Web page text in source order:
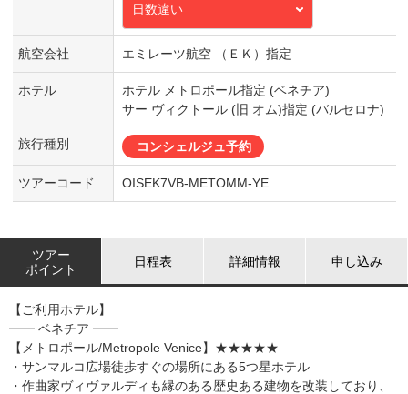
日数違い
航空会社 エミレーツ航空 （ＥＫ）指定
ホテル
ホテル メトロポール指定 (ベネチア)
サー ヴィクトール (旧 オム)指定 (バルセロナ)
旅行種別 コンシェルジュ予約
ツアーコード OISEK7VB-METOMM-YE
ツアー
ポイント
日程表 詳細情報 申し込み
【ご利用ホテル】
━━ ベネチア ━━
【メトロポール/Metropole Venice】★★★★★
・サンマルコ広場徒歩すぐの場所にある5つ星ホテル
・作曲家ヴィヴァルディも縁のある歴史ある建物を改装しており、